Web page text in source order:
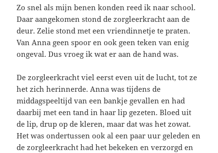
Zo snel als mijn benen konden reed ik naar school.
Daar aangekomen stond de zorgleerkracht aan de
deur. Zelie stond met een vriendinnetje te praten.
Van Anna geen spoor en ook geen teken van enig
ongeval. Dus vroeg ik wat er aan de hand was.
De zorgleerkracht viel eerst even uit de lucht, tot ze
het zich herinnerde. Anna was tijdens de
middagspeeltijd van een bankje gevallen en had
daarbij met een tand in haar lip gezeten. Bloed uit
de lip, drup op de kleren, maar dat was het zowat.
Het was ondertussen ook al een paar uur geleden en
de zorgleerkracht had het bekeken en verzorgd en